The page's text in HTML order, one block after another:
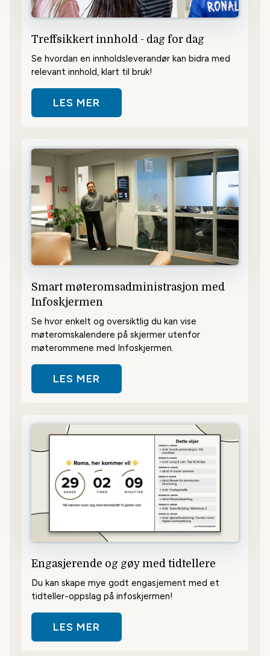
Treffsikkert innhold - dag for dag
Se hvordan en innholdsleverandør kan bidra med
relevant innhold, klart til bruk!
LES MER
OM TREFFSIKKERT INNHOLD -
Smart møteromsadministrasjon med
Infoskjermen
Se hvor enkelt og oversiktlig du kan vise
møteromskalendere på skjermer utenfor
møterommene med Infoskjermen.
LES MER
OM SMART
Engasjerende og gøy med tidtellere
Du kan skape mye godt engasjement med et
tidteller-oppslag på infoskjermen!
LES MER
OM ENGASJERENDE OG GØY MED